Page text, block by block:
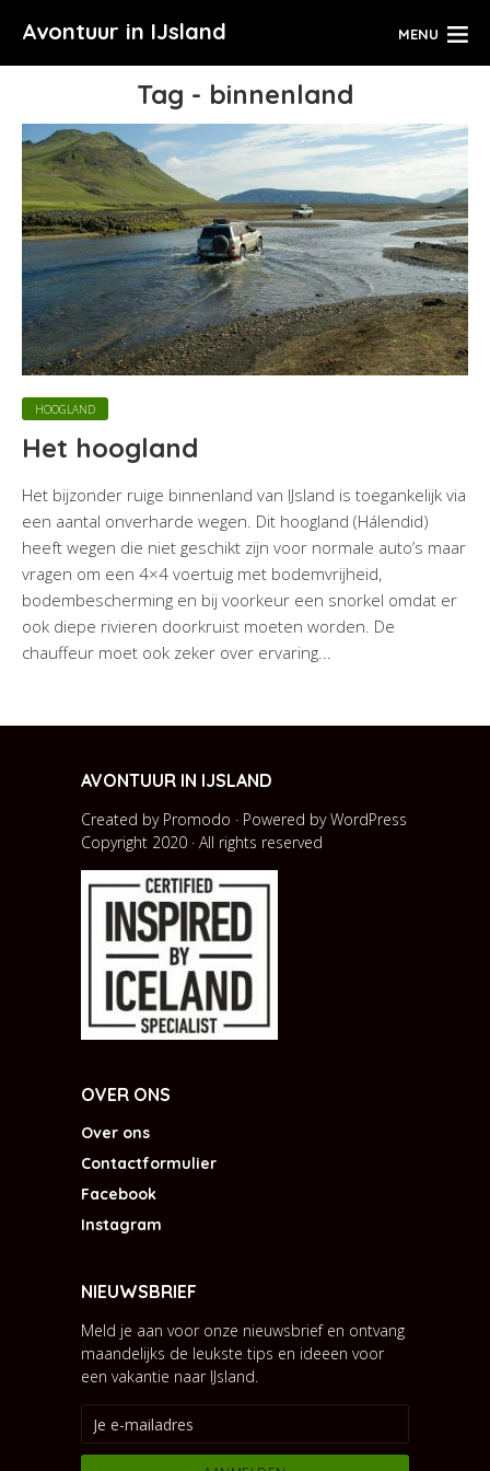
Avontuur in IJsland MENU
Tag - binnenland
HOOGLAND
Het hoogland
Het bijzonder ruige binnenland van IJsland is toegankelijk via
een aantal onverharde wegen. Dit hoogland (Hálendid)
heeft wegen die niet geschikt zijn voor normale auto’s maar
vragen om een 4×4 voertuig met bodemvrijheid,
bodembescherming en bij voorkeur een snorkel omdat er
ook diepe rivieren doorkruist moeten worden. De
chauffeur moet ook zeker over ervaring...
AVONTUUR IN IJSLAND
Created by Promodo · Powered byWordPress
Copyright 2020 · All rights reserved
OVER ONS
Over ons
Contactformulier
Facebook
Instagram
NIEUWSBRIEF
Meld je aan voor onze nieuwsbrief en ontvang
maandelijks de leukste tips en ideeen voor
een vakantie naar IJsland.